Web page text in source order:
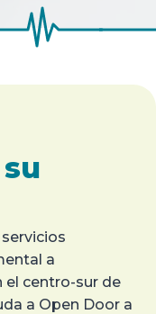
a
el centro-sur de
a Open Door a